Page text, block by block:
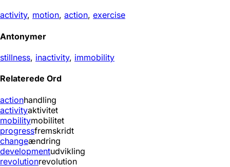
activity, motion, action, exercise
Antonymer
stillness, inactivity, immobility
Relaterede Ord
actionhandling
activityaktivitet
mobilitymobilitet
progressfremskridt
changeændring
developmentudvikling
revolutionrevolution